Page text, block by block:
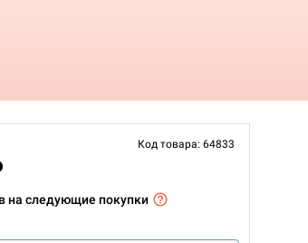
Код товара: 64833
на следующие покупки